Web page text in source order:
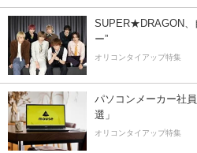
SUPER★DRAGON、
ー”
オリコンタイアップ特集
パソコンメーカー社
選」
オリコンタイアップ特集